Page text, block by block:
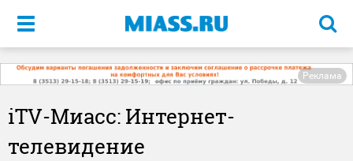
Меню
Реклама
iTV-Миасс: Интернет-
телевидение